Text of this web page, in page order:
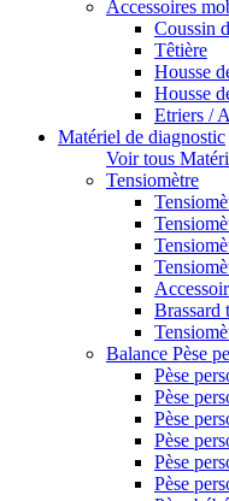
Accessoires
Coussin
Têtière
Housse
Housse
Etriers /
Matériel de diagnostic
Voir tous
Tensiomètre
Brassard
Balance Pèse
Pèse
Pèse
Pèse
Pèse
Pèse
Pèse